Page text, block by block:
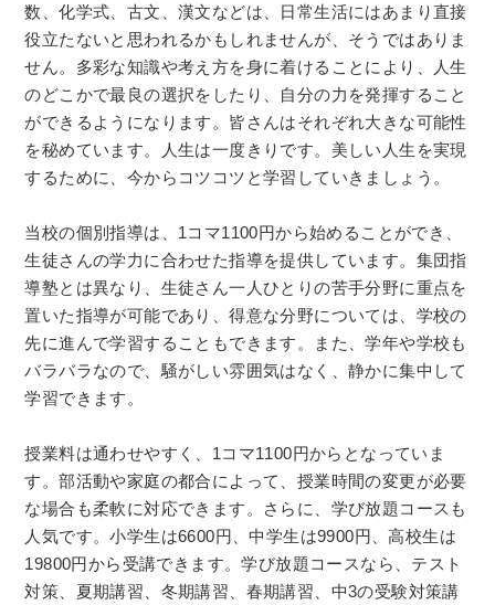
数、化学式、古文、漢文などは、日常生活にはあまり直接
役立たないと思われるかもしれませんが、そうではありま
せん。多彩な知識や考え方を身に着けることにより、人生
のどこかで最良の選択をしたり、自分の力を発揮すること
ができるようになります。皆さんはそれぞれ大きな可能性
を秘めています。人生は一度きりです。美しい人生を実現
するために、今からコツコツと学習していきましょう。
当校の個別指導は、1コマ1100円から始めることができ、
生徒さんの学力に合わせた指導を提供しています。集団指
導塾とは異なり、生徒さん一人ひとりの苦手分野に重点を
置いた指導が可能であり、得意な分野については、学校の
先に進んで学習することもできます。また、学年や学校も
バラバラなので、騒がしい雰囲気はなく、静かに集中して
学習できます。
授業料は通わせやすく、1コマ1100円からとなっていま
す。部活動や家庭の都合によって、授業時間の変更が必要
な場合も柔軟に対応できます。さらに、学び放題コースも
人気です。小学生は6600円、中学生は9900円、高校生は
19800円から受講できます。学び放題コースなら、テスト
対策、夏期講習、冬期講習、春期講習、中3の受験対策講